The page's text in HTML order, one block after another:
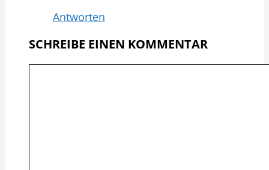
Antworten
SCHREIBE EINEN KOMMENTAR